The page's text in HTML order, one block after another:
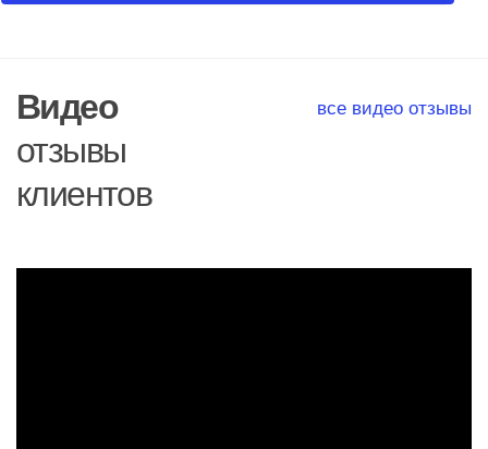
Видео
отзывы
клиентов
все видео отзывы